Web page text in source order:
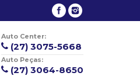
Auto Center:
(27) 3075-5668
Auto Peças:
(27) 3064-8650